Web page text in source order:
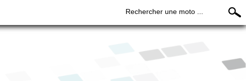
Rechercher une moto ...